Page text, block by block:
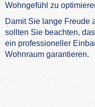
Wohngefühl zu
Damit Sie lange Freude
sollten Sie beachten,
ein professioneller
Wohnraum garantieren.